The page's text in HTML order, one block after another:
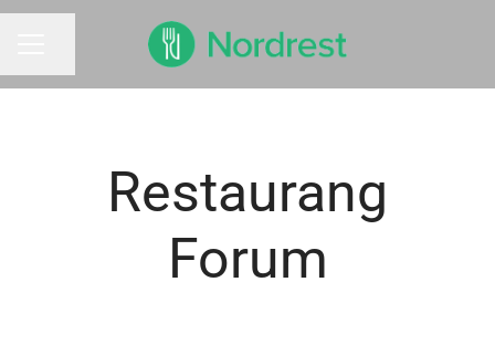
Restaurang
Forum